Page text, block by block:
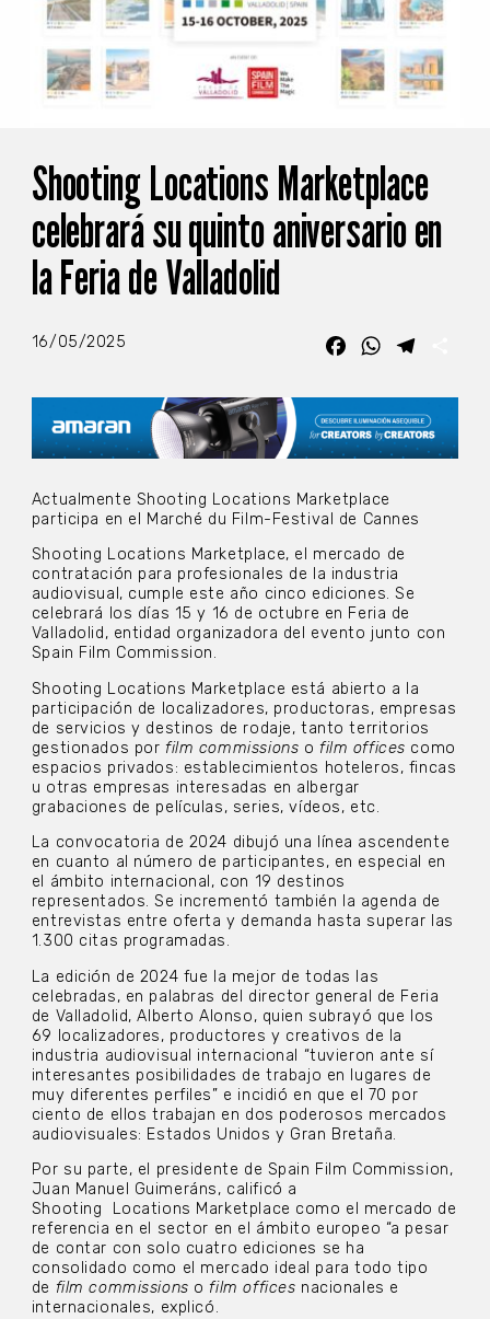
Shooting Locations Marketplace
celebrará su quinto aniversario en
la Feria de Valladolid
16/05/2025 FacebookWhatsApp
Actualmente Shooting Locations Marketplace
participa en el Marché du Film-Festival de Cannes
Shooting Locations Marketplace, el mercado de
contratación para profesionales de la industria
audiovisual, cumple este año cinco ediciones. Se
celebrará los días 15 y 16 de octubre en Feria de
Valladolid, entidad organizadora del evento junto con
Spain Film Commission.
Shooting Locations Marketplace está abierto a la
participación de localizadores, productoras, empresas
de servicios y destinos de rodaje, tanto territorios
gestionados porfilm commissions o film offices como
espacios privados: establecimientos hoteleros, fincas
u otras empresas interesadas en albergar
grabaciones de películas, series, vídeos, etc.
La convocatoria de 2024 dibujó una línea ascendente
en cuanto al número de participantes, en especial en
el ámbito internacional, con 19 destinos
representados. Se incrementó también la agenda de
entrevistas entre oferta y demanda hasta superar las
1.300 citas programadas.
La edición de 2024 fue la mejor de todas las
celebradas, en palabras del director general de Feria
de Valladolid, Alberto Alonso, quien subrayó que los
69 localizadores, productores y creativos de la
industria audiovisual internacional “tuvieron ante sí
interesantes posibilidades de trabajo en lugares de
muy diferentes perfiles” e incidió en que el 70 por
ciento de ellos trabajan en dos poderosos mercados
audiovisuales: Estados Unidos y Gran Bretaña.
Por su parte, el presidente de Spain Film Commission,
Juan Manuel Guimeráns, calificó a
Shooting Locations Marketplace como el mercado de
referencia en el sector en el ámbito europeo “a pesar
de contar con solo cuatro ediciones se ha
consolidado como el mercado ideal para todo tipo
de film commissions ofilm offices nacionales e
internacionales, explicó.